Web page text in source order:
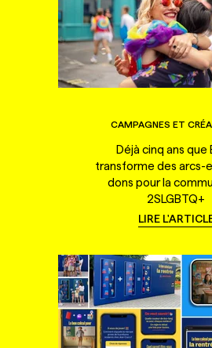
CAMPAGNES ET
Déjà cinq ans que
transforme des arcs-
dons pour la
2SLGBTQ+
LIRE